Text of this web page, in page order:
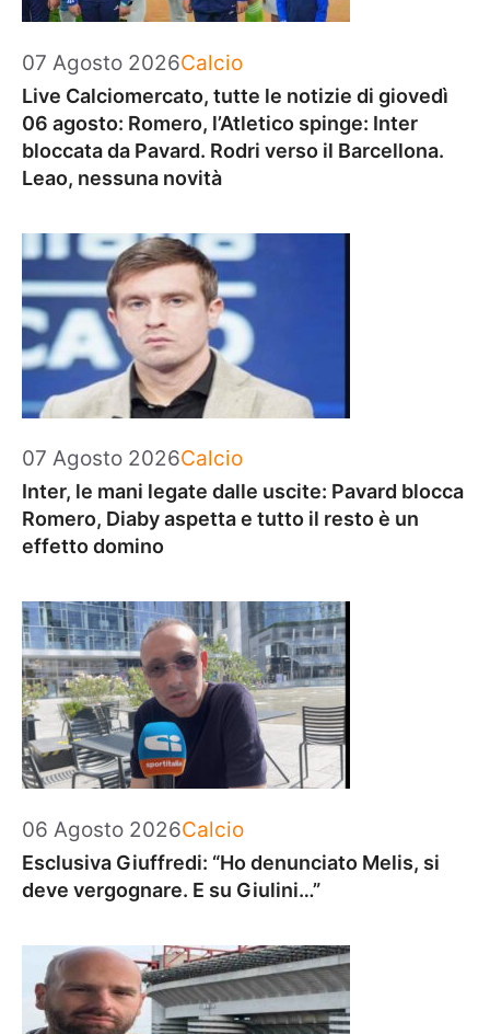
07 Agosto 2026Categorie
Calcio
Live Calciomercato, tutte le notizie di giovedì
06 agosto: Romero, l’Atletico spinge: Inter
bloccata da Pavard. Rodri verso il Barcellona.
Leao, nessuna novità
07 Agosto 2026Categorie
Calcio
Inter, le mani legate dalle uscite: Pavard blocca
Romero, Diaby aspetta e tutto il resto è un
effetto domino
06 Agosto 2026Categorie
Calcio
Esclusiva Giuffredi: “Ho denunciato Melis, si
deve vergognare. E su Giulini…”